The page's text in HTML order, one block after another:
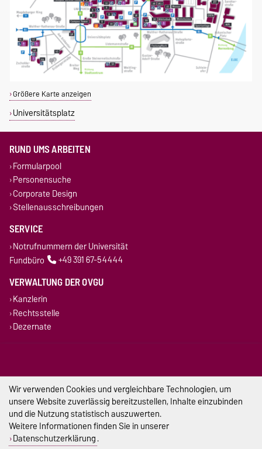
Größere Karte anzeigen
Universitätsplatz
RUND UMS ARBEITEN
Formularpool
Personensuche
Corporate Design
Stellenausschreibungen
SERVICE
Notrufnummern der Universität
Fundbüro
+49 391 67-54444
VERWALTUNG DER OVGU
Kanzlerin
Rechtsstelle
Dezernate
Drucken
Impressum
Datenschutz
Wir verwenden Cookies und vergleichbare Technologien, um
unsere Website zuverlässig bereitzustellen, Inhalte einzubinden
und die Nutzung statistisch auszuwerten.
Weitere Informationen finden Sie in unserer
Datenschutzerklärung.